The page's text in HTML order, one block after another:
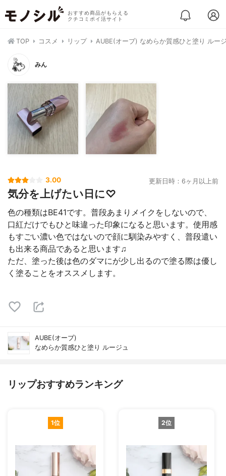
おすすめ商品がもらえる
クチコミポイ活サイト
TOP コスメ リップ AUBE(オーブ) なめらか質感ひと塗り ルー
みん
3.00 更新日時：6ヶ月以上前
気分を上げたい日に♡
色の種類はBE41です。普段あまりメイクをしないので、
口紅だけでもひと味違った印象になると思います。使用感
もすごい濃い色ではないので顔に馴染みやすく、普段遣い
も出来る商品であると思います♫
ただ、塗った後は色のダマにが少し出るので塗る際は優し
く塗ることをオススメします。
AUBE(オーブ)
なめらか質感ひと塗り ルージュ
リップおすすめランキング
1位 2位